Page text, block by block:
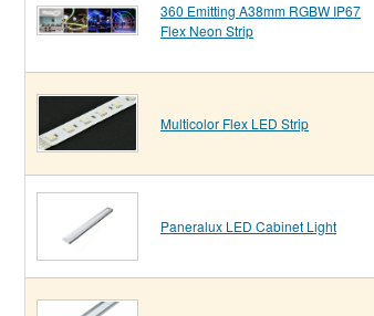
360 Emitting A38mm RGBW IP67
Flex Neon Strip
Multicolor Flex LED Strip
Paneralux LED Cabinet Light